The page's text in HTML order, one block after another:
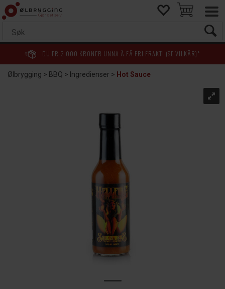
DU ER 2 000 KRONER UNNA Å FÅ FRI FRAKT! (SE VILKÅR)*
Ølbrygging>BBQ> Ingredienser> Hot Sauce